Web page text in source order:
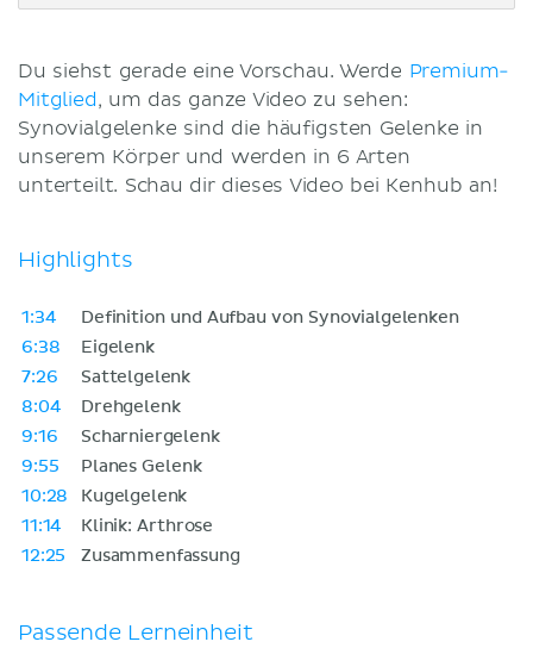
Du siehst gerade eine Vorschau. Werde Premium-
Mitglied, um das ganze Video zu sehen:
Synovialgelenke sind die häufigsten Gelenke in
unserem Körper und werden in 6 Arten
unterteilt. Schau dir dieses Video bei Kenhub an!
Highlights
1:34
Definition und Aufbau von Synovialgelenken
6:38
Eigelenk
7:26
Sattelgelenk
8:04
Drehgelenk
9:16
Scharniergelenk
9:55
Planes Gelenk
10:28
Kugelgelenk
11:14
Klinik: Arthrose
12:25
Zusammenfassung
Passende Lerneinheit